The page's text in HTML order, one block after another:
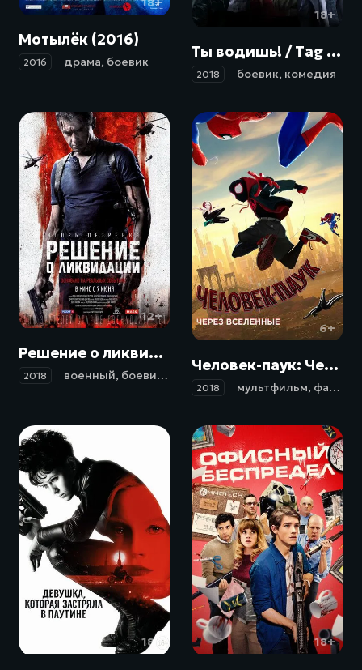
Мотылёк (2016)
2016 драма, боевик
18+
Ты водишь! / Tag (2018)
2018 боевик, комедия
12+
Решение о ликвидации (2018)
2018 военный, боевик ,
6+
Человек-паук: Через вселенные / Spider-Man: Into the Spider-Verse (2018)
2018 мультфильм, фантастика
18+ 18+